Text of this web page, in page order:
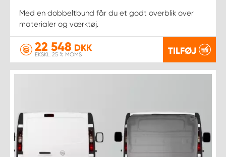
Med en dobbeltbund får du et godt overblik over
materialer og værktøj.
22 548 DKK
EKSKL. 25 % MOMS TILFØJ